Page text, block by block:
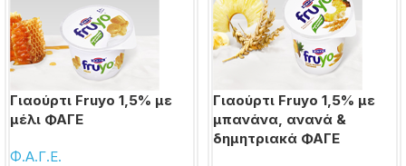
Γιαούρτι Fruyo 1,5% με
μέλι ΦΑΓΕ
Φ.Α.Γ.Ε.
Γιαούρτι Fruyo 1,5% με
μπανάνα, ανανά &
δημητριακά ΦΑΓΕ